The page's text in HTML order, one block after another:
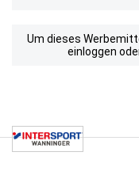
Um dieses
einloggen